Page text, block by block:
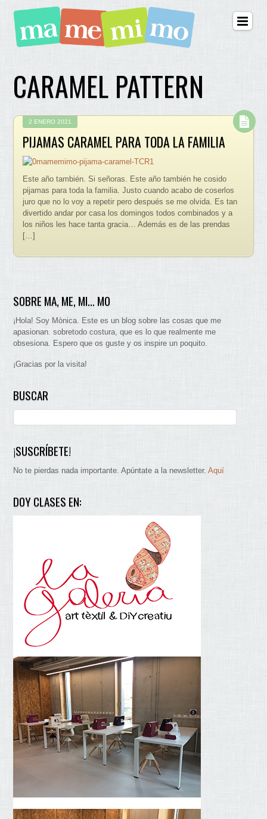
CARAMEL PATTERN
2 ENERO 2021
PIJAMAS CARAMEL PARA TODA LA FAMILIA
Este año también. Si señoras. Este año también he cosido
pijamas para toda la familia. Justo cuando acabo de coserlos
juro que no lo voy a repetir pero después se me olvida. Es tan
divertido andar por casa los domingos todos combinados y a
los niños les hace tanta gracia… Además es de las prendas
[…]
SOBRE MA, ME, MI… MO
¡Hola! Soy Mònica. Este es un blog sobre las cosas que me
apasionan. sobretodo costura, que es lo que realmente me
obsesiona. Espero que os guste y os inspire un poquito.
¡Gracias por la visita!
BUSCAR
¡SUSCRÍBETE!
No te pierdas nada importante. Apúntate a la newsletter.Aquí
DOY CLASES EN: